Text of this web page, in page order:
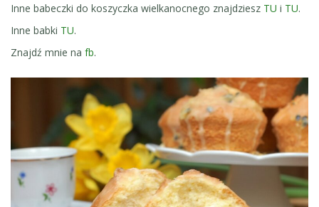
Inne babeczki do koszyczka wielkanocnego znajdziesz TU i TU.
Inne babki TU.
Znajdź mnie na fb.